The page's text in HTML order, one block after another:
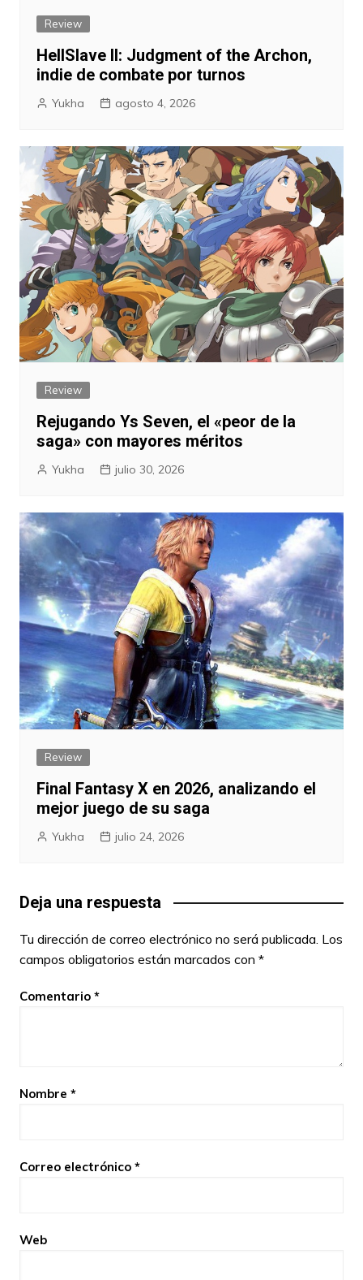
Review
HellSlave II: Judgment of the Archon,
indie de combate por turnos
Yukha agosto 4, 2026
Review
Rejugando Ys Seven, el «peor de la
saga» con mayores méritos
Yukha julio 30, 2026
Review
Final Fantasy X en 2026, analizando el
mejor juego de su saga
Yukha julio 24, 2026
Deja una respuesta
Tu dirección de correo electrónico no será publicada. Los
campos obligatorios están marcados con *
Comentario *
Nombre *
Correo electrónico *
Web